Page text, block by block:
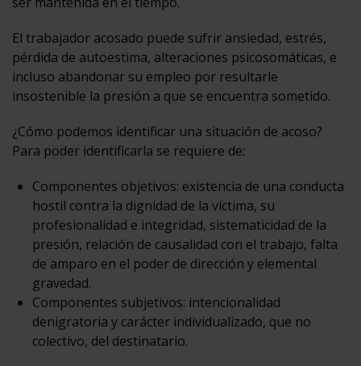
El trabajador acosado puede sufrir ansiedad, estrés,
pérdida de autoestima, alteraciones psicosomáticas, e
incluso abandonar su empleo por resultarle
insostenible la presión a que se encuentra sometido.
¿Cómo podemos identificar una situación de acoso?
Para poder identificarla se requiere de:
Componentes objetivos: existencia de una conducta
hostil contra la dignidad de la víctima, su
profesionalidad e integridad, sistematicidad de la
presión, relación de causalidad con el trabajo, falta
de amparo en el poder de dirección y elemental
gravedad.
Componentes subjetivos: intencionalidad
denigratoria y carácter individualizado, que no
colectivo, del destinatario.